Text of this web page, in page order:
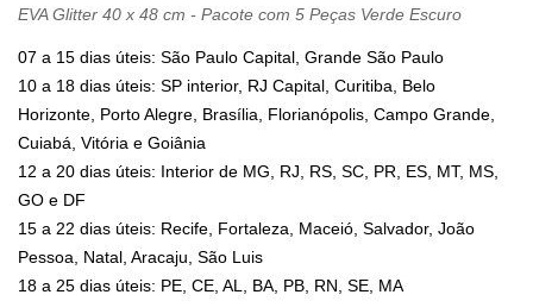
EVA Glitter 40 x 48 cm - Pacote com 5 Peças Verde Escuro
07 a 15 dias úteis: São Paulo Capital, Grande São Paulo
10 a 18 dias úteis: SP interior, RJ Capital, Curitiba, Belo
Horizonte, Porto Alegre, Brasília, Florianópolis, Campo Grande,
Cuiabá, Vitória e Goiânia
12 a 20 dias úteis: Interior de MG, RJ, RS, SC, PR, ES, MT, MS,
GO e DF
15 a 22 dias úteis: Recife, Fortaleza, Maceió, Salvador, João
Pessoa, Natal, Aracaju, São Luis
18 a 25 dias úteis: PE, CE, AL, BA, PB, RN, SE, MA